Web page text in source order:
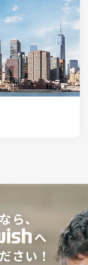
ら、
へ
さい！